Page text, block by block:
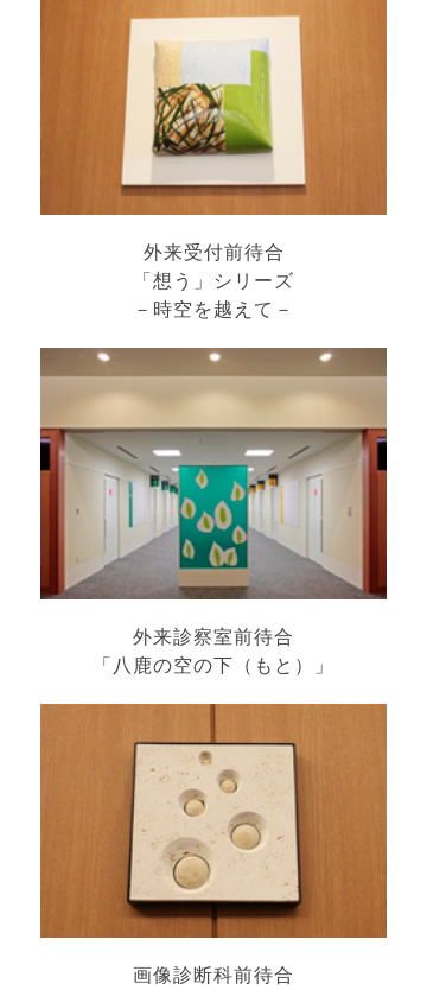
外来受付前待合
「想う」シリーズ
－時空を越えて－
外来診察室前待合
「八鹿の空の下（もと）」
画像診断科前待合